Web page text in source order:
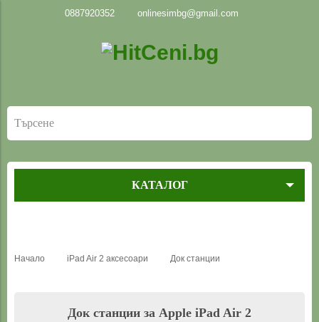
0887920352 onlinesimbg@gmail.com
КАТАЛОГ
Начало iPad Air 2 аксесоари Док станции
Док станции за Apple iPad Air 2